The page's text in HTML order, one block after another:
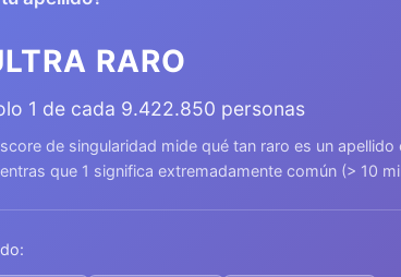
RARO
1 de cada 9.422.850 personas
de singularidad mide qué tan raro es un
que 1 significa extremadamente común (> 10